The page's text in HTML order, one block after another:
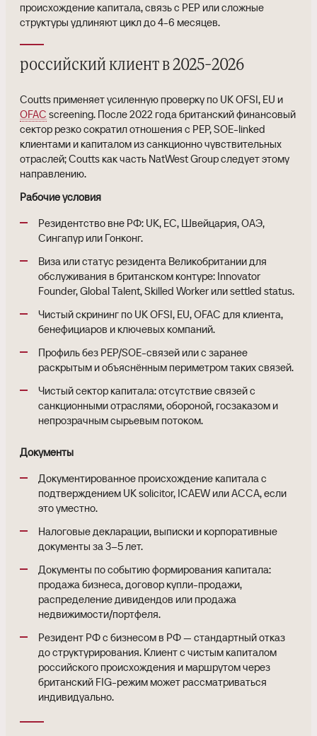
происхождение капитала, связь с PEP или сложные
структуры удлиняют цикл до 4-6 месяцев.
российский клиент в 2025-2026
Coutts применяет усиленную проверку по UK OFSI, EU и
OFAC screening. После 2022 года британский финансовый
сектор резко сократил отношения с PEP, SOE-linked
клиентами и капиталом из санкционно чувствительных
отраслей; Coutts как часть NatWest Group следует этому
направлению.
Рабочие условия
Резидентство вне РФ: UK, ЕС, Швейцария, ОАЭ,
Сингапур или Гонконг.
Виза или статус резидента Великобритании для
обслуживания в британском контуре: Innovator
Founder, Global Talent, Skilled Worker или settled status.
Чистый скрининг по UK OFSI, EU, OFAC для клиента,
бенефициаров и ключевых компаний.
Профиль без PEP/SOE-связей или с заранее
раскрытым и объяснённым периметром таких связей.
Чистый сектор капитала: отсутствие связей с
санкционными отраслями, обороной, госзаказом и
непрозрачным сырьевым потоком.
Документы
Документированное происхождение капитала с
подтверждением UK solicitor, ICAEW или ACCA, если
это уместно.
Налоговые декларации, выписки и корпоративные
документы за 3–5 лет.
Документы по событию формирования капитала:
продажа бизнеса, договор купли-продажи,
распределение дивидендов или продажа
недвижимости/портфеля.
Резидент РФ с бизнесом в РФ — стандартный отказ
до структурирования. Клиент с чистым капиталом
российского происхождения и маршрутом через
британский FIG-режим может рассматриваться
индивидуально.